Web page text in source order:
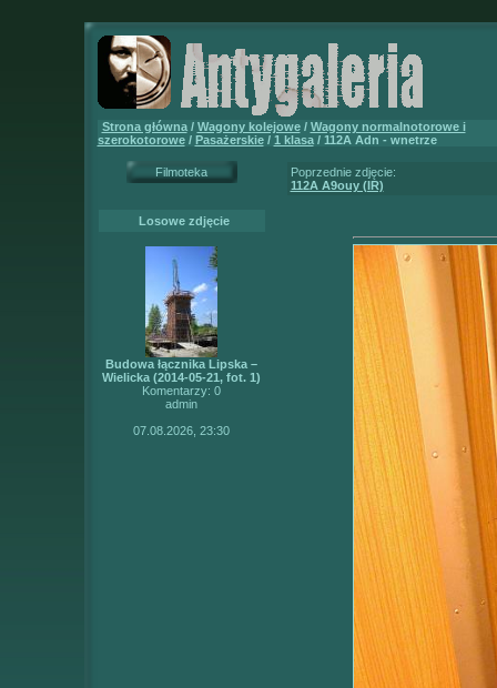
Strona główna/ Wagony kolejowe/ Wagony normalnotorowe i
szerokotorowe/ Pasażerskie/ 1 klasa/ 112A Adn - wnetrze
Filmoteka
Losowe zdjęcie
Budowa łącznika Lipska –
Wielicka (2014-05-21, fot. 1)
Komentarzy: 0
admin
07.08.2026, 23:30
Poprzednie zdjęcie:
112A A9ouy (IR)